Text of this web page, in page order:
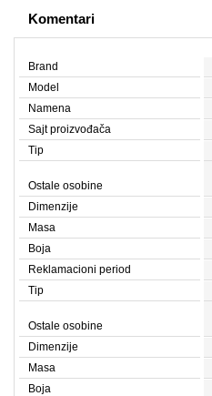
Komentari
Brand
Model
Namena
Sajt proizvođača
Tip
Ostale osobine
Dimenzije
Masa
Boja
Reklamacioni period
Tip
Ostale osobine
Dimenzije
Masa
Boja